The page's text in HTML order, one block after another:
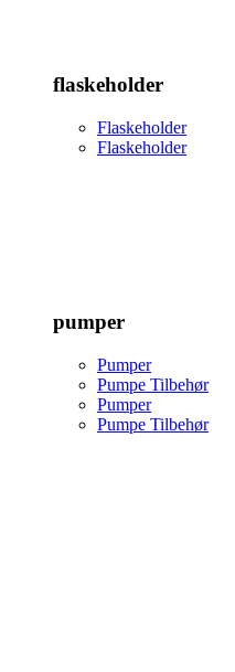
flaskeholder
Flaskeholder
Flaskeholder
pumper
Pumper
Pumpe Tilbehør
Pumper
Pumpe Tilbehør